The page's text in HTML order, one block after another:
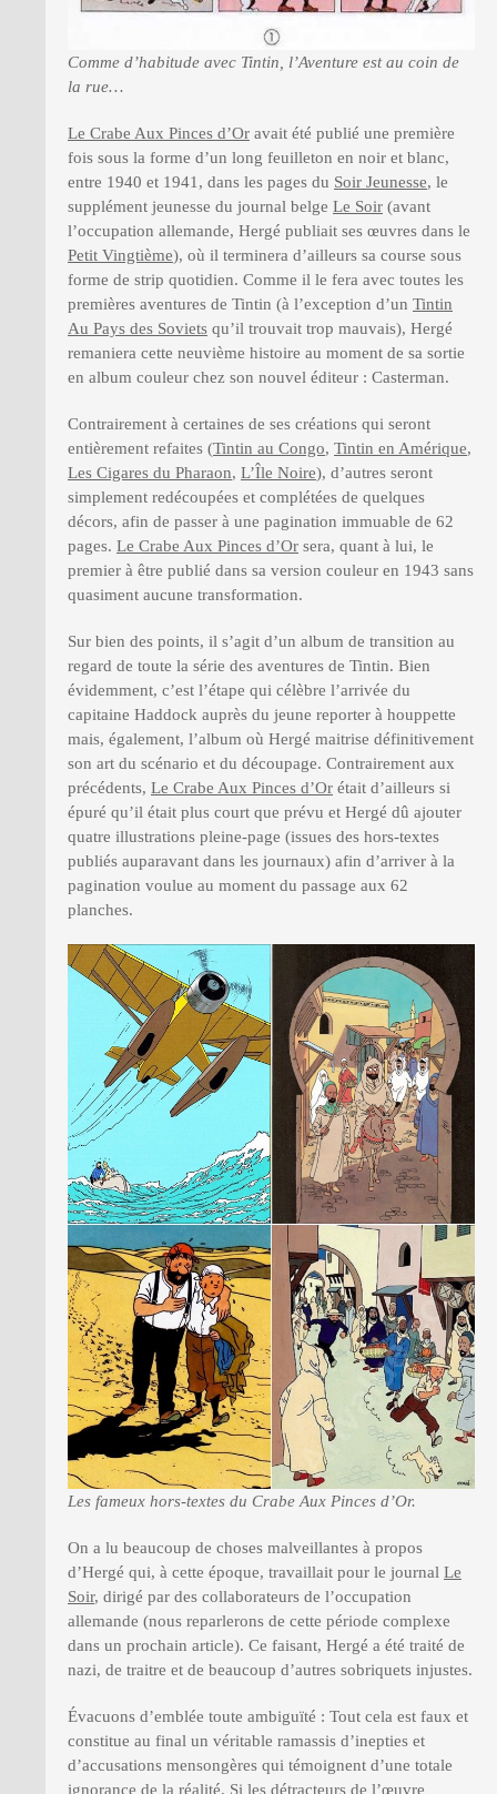
Comme d’habitude avec Tintin, l’Aventure est au coin de
la rue…
Le Crabe Aux Pinces d’Or avait été publié une première
fois sous la forme d’un long feuilleton en noir et blanc,
entre 1940 et 1941, dans les pages du Soir Jeunesse, le
supplément jeunesse du journal belge Le Soir (avant
l’occupation allemande, Hergé publiait ses œuvres dans le
Petit Vingtième), où il terminera d’ailleurs sa course sous
forme de strip quotidien. Comme il le fera avec toutes les
premières aventures de Tintin (à l’exception d’un Tintin
Au Pays des Soviets qu’il trouvait trop mauvais), Hergé
remaniera cette neuvième histoire au moment de sa sortie
en album couleur chez son nouvel éditeur : Casterman.
Contrairement à certaines de ses créations qui seront
entièrement refaites (Tintin au Congo, Tintin en Amérique,
Les Cigares du Pharaon, L’Île Noire), d’autres seront
simplement redécoupées et complétées de quelques
décors, afin de passer à une pagination immuable de 62
pages. Le Crabe Aux Pinces d’Or sera, quant à lui, le
premier à être publié dans sa version couleur en 1943 sans
quasiment aucune transformation.
Sur bien des points, il s’agit d’un album de transition au
regard de toute la série des aventures de Tintin. Bien
évidemment, c’est l’étape qui célèbre l’arrivée du
capitaine Haddock auprès du jeune reporter à houppette
mais, également, l’album où Hergé maitrise définitivement
son art du scénario et du découpage. Contrairement aux
précédents, Le Crabe Aux Pinces d’Or était d’ailleurs si
épuré qu’il était plus court que prévu et Hergé dû ajouter
quatre illustrations pleine-page (issues des hors-textes
publiés auparavant dans les journaux) afin d’arriver à la
pagination voulue au moment du passage aux 62
planches.
Les fameux hors-textes du Crabe Aux Pinces d’Or.
On a lu beaucoup de choses malveillantes à propos
d’Hergé qui, à cette époque, travaillait pour le journal Le
Soir, dirigé par des collaborateurs de l’occupation
allemande (nous reparlerons de cette période complexe
dans un prochain article). Ce faisant, Hergé a été traité de
nazi, de traitre et de beaucoup d’autres sobriquets injustes.
Évacuons d’emblée toute ambiguïté : Tout cela est faux et
constitue au final un véritable ramassis d’inepties et
d’accusations mensongères qui témoignent d’une totale
ignorance de la réalité. Si les détracteurs de l’œuvre